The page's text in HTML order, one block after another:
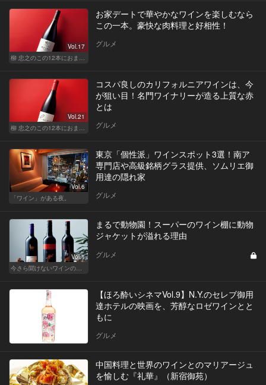
Vol.17
柳 忠之のこの12本におまかせ
お家デートで華やかなワインを楽しむなら
この一本。豪快な肉料理と好相性！
グルメ
Vol.21
コスパ良しのカリフォルニアワインは、今
が狙い目！名門ワイナリーが造る上質な赤
とは
グルメ
Vol.6
「ワイン」がある夜。
東京「個性派」ワインスポット3選！南ア
専門店や高級銘柄グラス提供、ソムリエ御
用達の隠れ家
グルメ
Vol.1
まるで動物園！スーパーのワイン棚に動物
ジャケットが溢れる理由
グルメ
【ほろ酔いシネマVol.9】N.Y.のセレブ御用
達ホテルの映画を、芳醇なロゼワインとと
もに
グルメ
中国料理と世界のワインとのマリアージュ
を愉しむ『礼華』（新宿御苑）